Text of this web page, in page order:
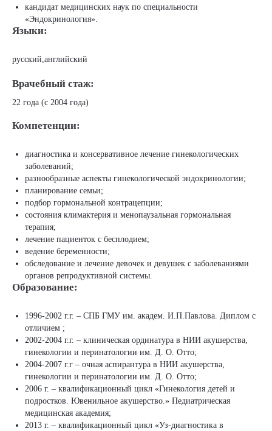
кандидат медицинских наук по специальности
«Эндокринология».
Языки:
русский,английский
Врачебный стаж:
22 года (с 2004 года)
Компетенции:
диагностика и консервативное лечение гинекологических
заболеваний;
разнообразные аспекты гинекологической эндокринологии;
планирование семьи;
подбор гормональной контрацепции;
состояния климактерия и менопаузальная гормональная
терапия;
лечение пациенток с бесплодием;
ведение беременности;
обследование и лечение девочек и девушек с заболеваниями
органов репродуктивной системы.
Образование:
1996-2002 г.г. – СПБ ГМУ им. академ. И.П.Павлова. Диплом с
отличием ;
2002-2004 г.г. – клиническая ординатура в НИИ акушерства,
гинекологии и перинатологии им. Д. О. Отто;
2004-2007 г.г – очная аспирантура в НИИ акушерства,
гинекологии и перинатологии им. Д. О. Отто;
2006 г. – квалификационный цикл «Гинекология детей и
подростков. Ювенильное акушерство.» Педиатрическая
медицинская академия;
2013 г. – квалификационный цикл «Уз-диагностика в